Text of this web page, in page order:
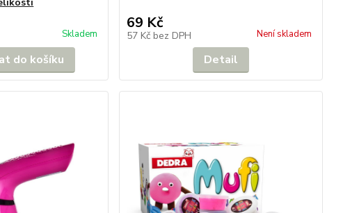
Skladem
do košíku
69 Kč
57 Kč bez DPH Není skladem
Detail